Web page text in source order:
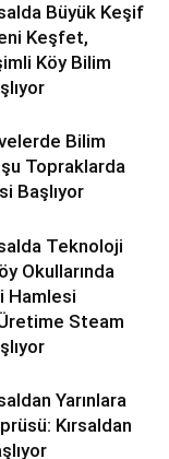
Büyük Keşif
Keşfet,
Köy Bilim
Bilim
Topraklarda
Başlıyor
Teknoloji
Okullarında
Hamlesi
Steam
Yarınlara
Kırsaldan